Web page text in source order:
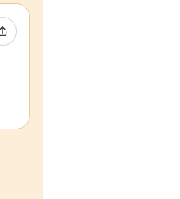
Partager l’événement